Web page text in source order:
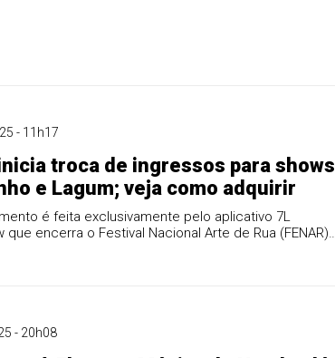
- 11h17
troca de ingressos para shows
e Lagum; veja como adquirir
é feita exclusivamente pelo aplicativo 7L
que encerra o Festival Nacional Arte de Rua (FENAR)
- 20h08